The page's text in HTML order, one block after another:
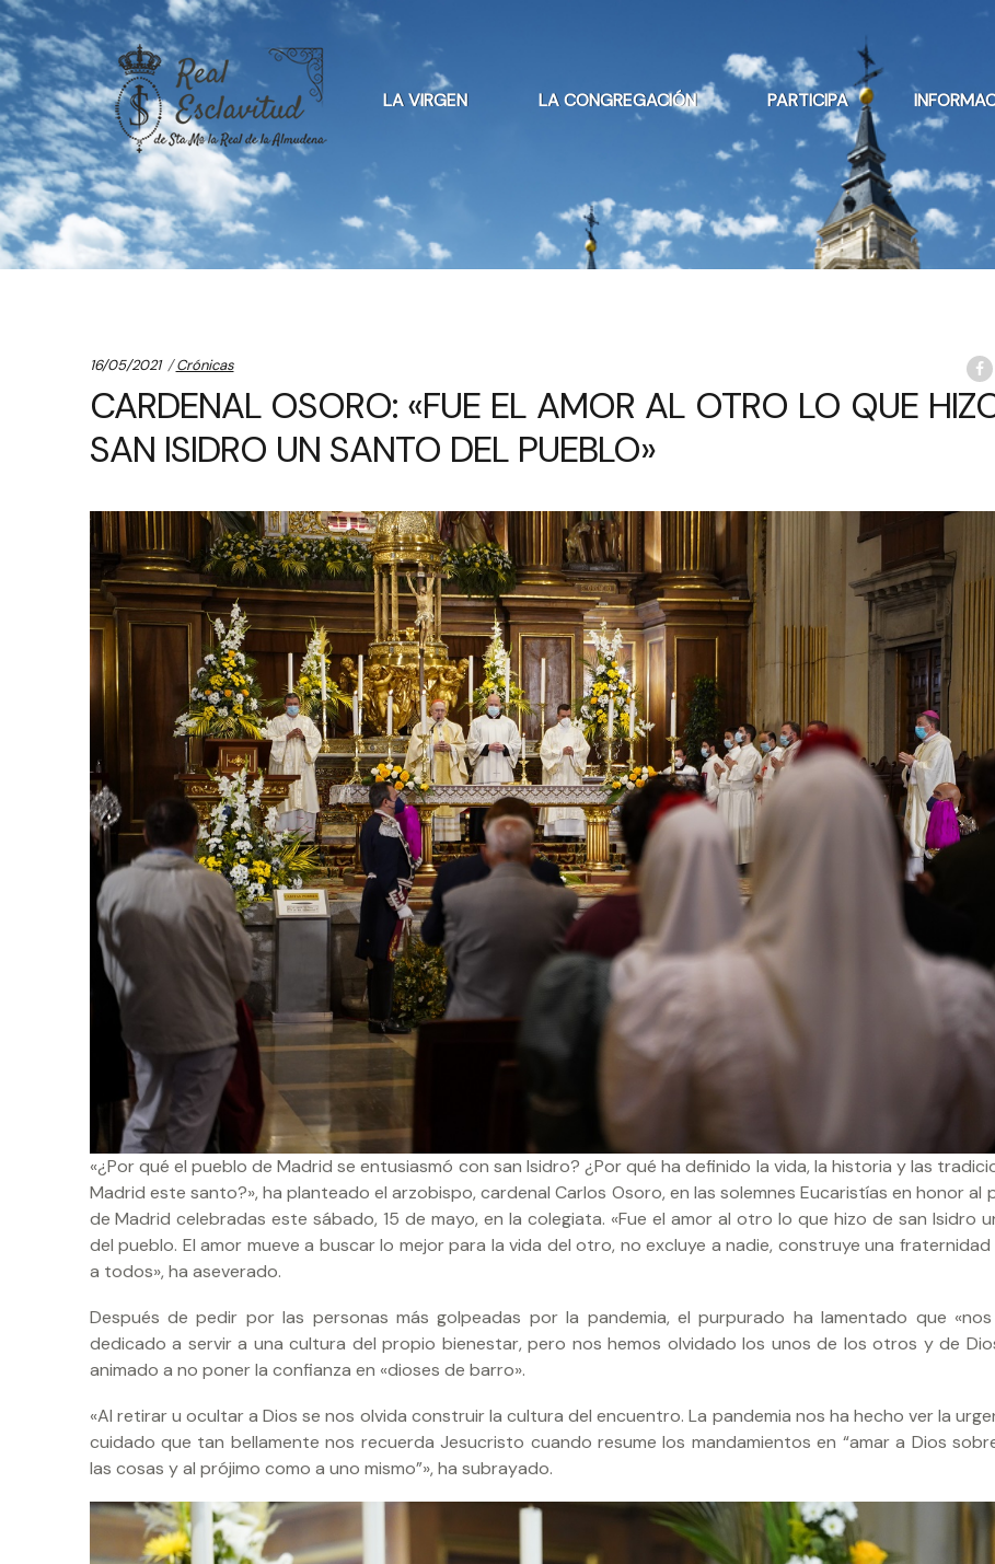
Skip
to
navigation
Skip
to
content
LA VIRGEN LA CONGREGACIÓN PARTICIPA
16/05/2021 Categories:
Crónicas
CARDENAL OSORO: «FUE EL AMOR AL OTRO LO QUE
SAN ISIDRO UN SANTO DEL PUEBLO»
«¿Por qué el pueblo de Madrid se entusiasmó con san Isidro? ¿Por qué ha definido la vida, la historia y las
Madrid este santo?», ha planteado el arzobispo, cardenal Carlos Osoro, en las solemnes Eucaristías en honor al
de Madrid celebradas este sábado, 15 de mayo, en la colegiata. «Fue el amor al otro lo que hizo de san Isidro
del pueblo. El amor mueve a buscar lo mejor para la vida del otro, no excluye a nadie, construye una
a todos», ha aseverado.
Después de pedir por las personas más golpeadas por la pandemia, el purpurado ha lamentado que
dedicado a servir a una cultura del propio bienestar, pero nos hemos olvidado los unos de los otros y de
animado a no poner la confianza en «dioses de barro».
«Al retirar u ocultar a Dios se nos olvida construir la cultura del encuentro. La pandemia nos ha hecho ver la
cuidado que tan bellamente nos recuerda Jesucristo cuando resume los mandamientos en “amar a Dios
las cosas y al prójimo como a uno mismo”», ha subrayado.